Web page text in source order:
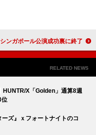
ENHYPEN、ワールドツアー【WALK THE LINE】で64万6千人の観客を動員 シンガポール公演成功裏に終了
RELATED NEWS
HUNTR/X「Golden」通算8週
位
ーズ』ｘフォートナイトのコ